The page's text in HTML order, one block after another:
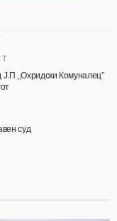
,,Охридски Комуналец”
суд